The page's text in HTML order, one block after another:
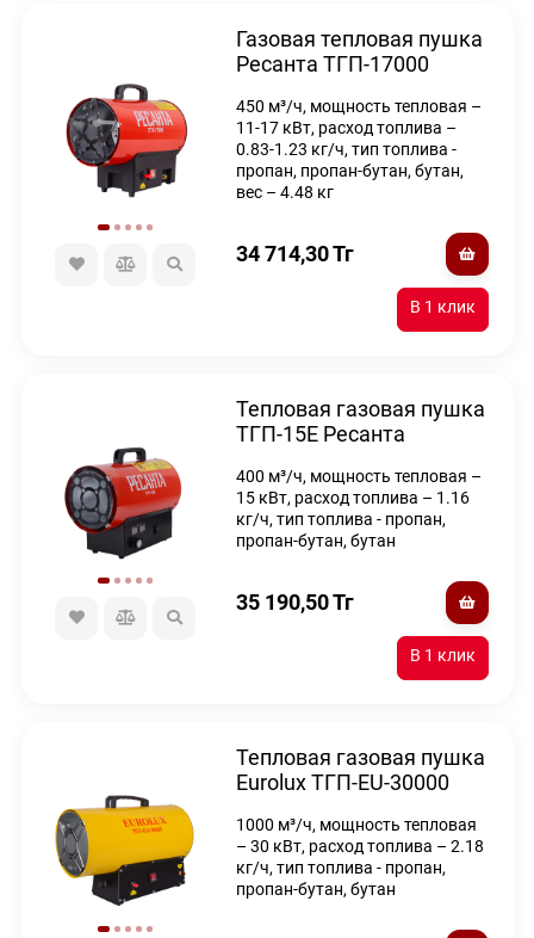
Газовая тепловая пушка
Ресанта ТГП-17000
450 м³/ч, мощность тепловая –
11-17 кВт, расход топлива –
0.83-1.23 кг/ч, тип топлива -
пропан, пропан-бутан, бутан,
вес – 4.48 кг
34 714,30Тг
Тепловая газовая пушка
ТГП-15E Ресанта
400 м³/ч, мощность тепловая –
15 кВт, расход топлива – 1.16
кг/ч, тип топлива - пропан,
пропан-бутан, бутан
35 190,50Тг
Тепловая газовая пушка
Eurolux ТГП-EU-30000
1000 м³/ч, мощность тепловая
– 30 кВт, расход топлива – 2.18
кг/ч, тип топлива - пропан,
пропан-бутан, бутан